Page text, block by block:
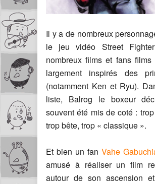
Il y a de nombreux
le jeu vidéo Street
nombreux films et fans films
largement inspirés des
(notamment Ken et Ryu).
liste, Balrog le boxeur
souvent été mis de coté :
trop bête, trop « classique ».
Et bien un fan Vahe
amusé à réaliser un film
autour de son ascension